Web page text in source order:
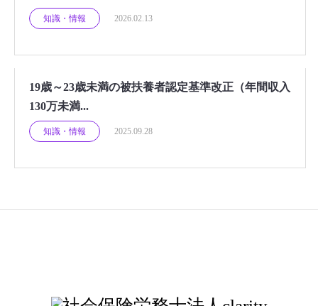
知識・情報 2026.02.13
19歳～23歳未満の被扶養者認定基準改正（年間収入
130万未満...
知識・情報 2025.09.28